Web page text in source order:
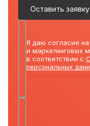
Оставить заявку
Я даю согласие
и маркетинговых
в соответствии с
персональных